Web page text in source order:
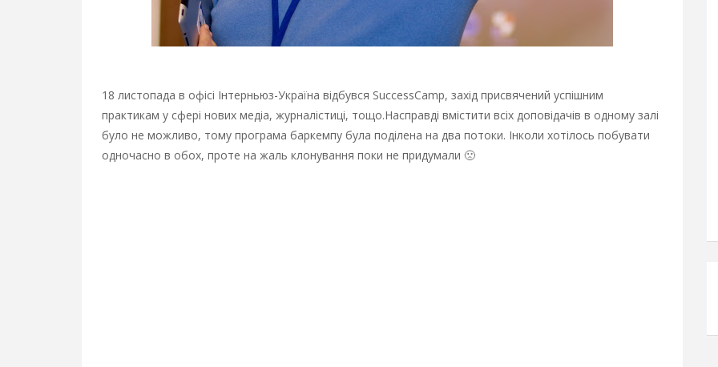
18 листопада в офісі Інтерньюз-Україна відбувся SuccessCamp, захід присвячений успішним
практикам у сфері нових медіа, журналістиці, тощо.Насправді вмістити всіх доповідачів в одному залі
було не можливо, тому програма баркемпу була поділена на два потоки. Інколи хотілось побувати
одночасно в обох, проте на жаль клонування поки не придумали 🙁